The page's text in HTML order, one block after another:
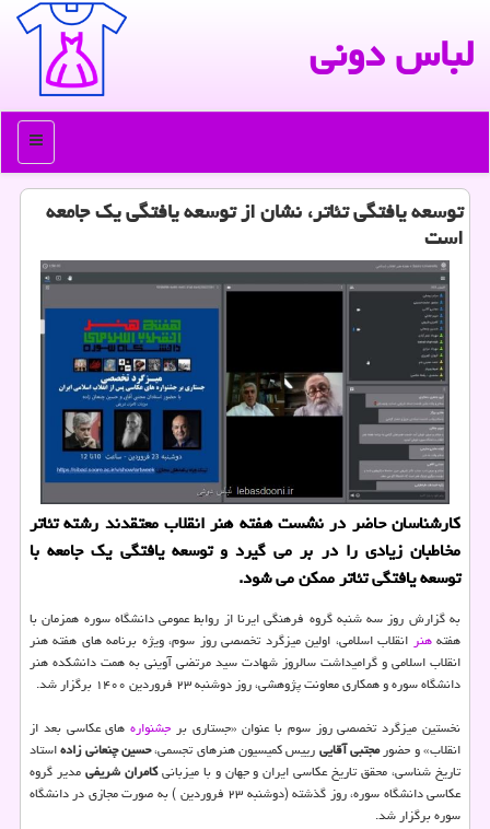
لباس دونی
منو
توسعه یافتگی تئاتر، نشان از توسعه یافتگی یك جامعه
است
کارشناسان حاضر در نشست هفته هنر انقلاب معتقدند رشته تئاتر
مخاطبان زیادی را در بر می گیرد و توسعه یافتگی یک جامعه با
توسعه یافتگی تئاتر ممکن می شود.
به گزارش روز سه شنبه گروه فرهنگی ایرنا از روابط عمومی دانشگاه سوره همزمان با
هفتههنر انقلاب اسلامی، اولین میزگرد تخصصی روز سوم، ویژه برنامه های هفته هنر
انقلاب اسلامی و گرامیداشت سالروز شهادت سید مرتضی آوینی به همت دانشکده هنر
دانشگاه سوره و همکاری معاونت پژوهشی، روز دوشنبه ۲۳ فروردین ۱۴۰۰ برگزار شد.
نخستین میزگرد تخصصی روز سوم با عنوان «جستاری بر جشنوارههای عکاسی بعد از
انقلاب» و حضورمجتبی آقاییرییس کمیسیون هنرهای تجسمی،حسین چنعانی زادهاستاد
تاریخ شناسی، محقق تاریخ عکاسی ایران و جهان و با میزبانیکامران شریفیمدیر گروه
عکاسی دانشگاه سوره، روز گذشته (دوشنبه ۲۳ فروردین ) به صورت مجازی در دانشگاه
سوره برگزار شد.